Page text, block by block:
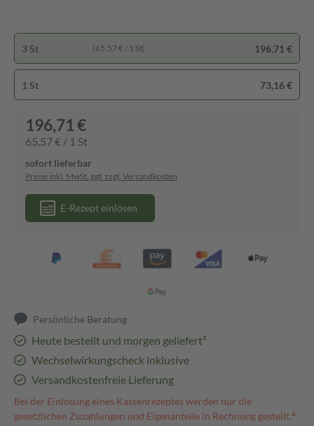
3 St (65,57 € / 1 St) 196,71 €
1 St 73,16 €
196,71 €
65,57 € / 1 St
sofort lieferbar
Preise inkl. MwSt. ggf. zzgl. Versandkosten
E-Rezept einlösen
Persönliche Beratung
Heute bestellt und morgen geliefert³
Wechselwirkungscheck inklusive
Versandkostenfreie Lieferung
Bei der Einlösung eines Kassenrezeptes werden nur die
gesetzlichen Zuzahlungen und Eigenanteile in Rechnung gestellt.⁴